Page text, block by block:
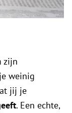
zijn
weinig
jij je
. Een echte,